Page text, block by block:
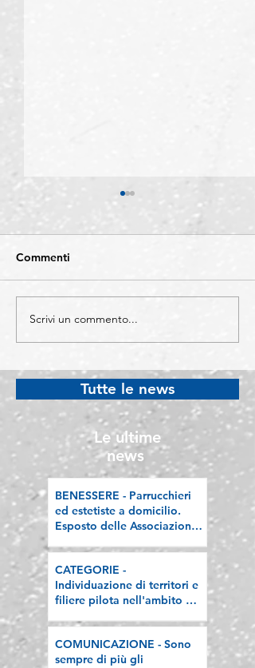
CATEGORIE -
Individuazione di
nell'ambito del
"Programma V.E.R.A. –
Ecodesign etico e
valorizzazione delle
filiere artigiane"
Commenti
Scrivi un commento...
Tutte le news
Le ultime
news
BENESSERE - Parrucchieri
ed estetiste a domicilio.
Esposto delle Associazioni
regole valgano per tutti"
CATEGORIE -
Individuazione di territori e
filiere pilota nell'ambito del
Ecodesign etico e
valorizzazione delle filiere
artigiane"
COMUNICAZIONE - Sono
sempre di più gli